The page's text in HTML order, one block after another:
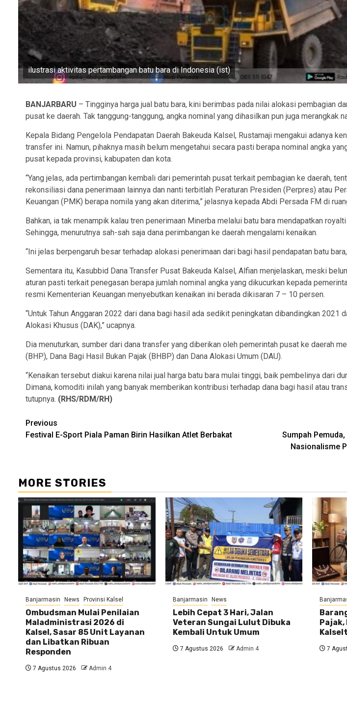
ilustrasi aktivitas pertambangan batu bara di Indonesia (ist)
BANJARBARU – Tingginya harga jual batu bara, kini berimbas pada nilai alokasi pembagian
pusat ke daerah. Tak tanggung-tanggung, angka nominal yang dihasilkan pun juga merangkak
Kepala Bidang Pengelola Pendapatan Daerah Bakeuda Kalsel, Rustamaji mengakui adanya
transfer ini. Namun, pihaknya masih belum mengetahui secara pasti berapa nominal angka
pusat kepada provinsi, kabupaten dan kota.
“Yang jelas, ada pertimbangan kembali dari pemerintah pusat terkait pembagian ke daerah,
rekonsiliasi dana penerimaan lainnya dan nanti terbitlah Peraturan Presiden (Perpres) atau
Keuangan (PMK) berapa nomila yang akan diterima,” jelasnya kepada Abdi Persada FM di
Bahkan, ia tak menampik kalau tren penerimaan Minerba melalui batu bara mendapatkan
Sehingga, menurutnya sah-sah saja dana perimbangan ke daerah mengalami kenaikan.
“Ini jelas berpengaruh besar terhadap alokasi penerimaan dari bagi hasil pendapatan batu
Sementara itu, Kasubbid Dana Transfer Pusat Bakeuda Kalsel, Alfian menjelaskan, meski
aturan pasti terkait penegasan berapa jumlah nominal angka yang dikucurkan kepada
resmi Kementerian Keuangan menyebutkan kenaikan ini berada dikisaran 7 – 10 persen.
“Untuk Tahun Anggaran 2022 dari dana bagi hasil ada sedikit peningkatan dibandingkan 2021
Alokasi Khusus (DAK),” ucapnya.
Dia menuturkan, sumber dari dana transfer yang diberikan oleh pemerintah pusat ke daerah
(BHP), Dana Bagi Hasil Bukan Pajak (BHBP) dan Dana Alokasi Umum (DAU).
“Kenaikan tersebut diakui karena nilai jual harga batu bara mulai tinggi, baik pembelinya dari
Dimana, komoditi inilah yang banyak memberikan kontribusi terhadap dana bagi hasil atau
tutupnya. (RHS/RDM/RH)
Continue
Reading
Previous
Festival E-Sport Piala Paman Birin Hasilkan Atlet Berbakat
Sumpah
Nasionalisme
MORE STORIES
Banjarmasin News Provinsi Kalsel
Ombudsman Mulai Penilaian
Maladministrasi 2026 di
Kalsel, Sasar 85 Unit Layanan
dan Libatkan Ribuan
Responden
7 Agustus 2026 Admin 4
Banjarmasin News
Lebih Cepat 3 Hari, Jalan
Veteran Sungai Lulut Dibuka
Kembali Untuk Umum
7 Agustus 2026 Admin 4
Pajak,
7